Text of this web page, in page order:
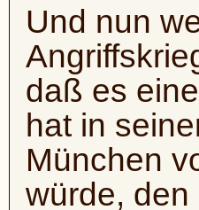
Und nun
daß es
hat in
München
würde,